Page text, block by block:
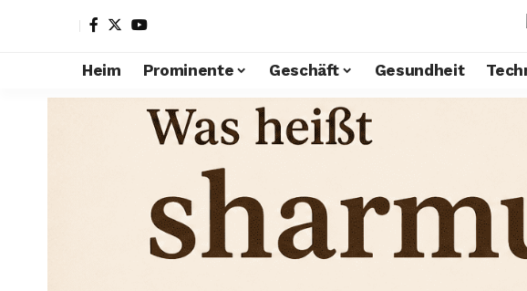
Heim Prominente Geschäft Gesundheit